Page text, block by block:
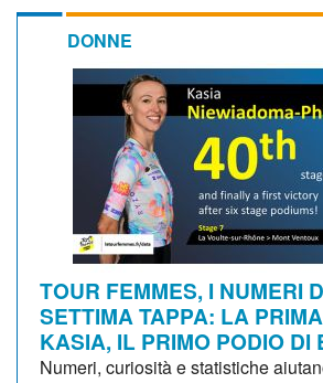
DONNE
TOUR FEMMES, I NUMERI
SETTIMA TAPPA: LA
KASIA, IL PRIMO PODIO DI
Numeri, curiosità e statistiche